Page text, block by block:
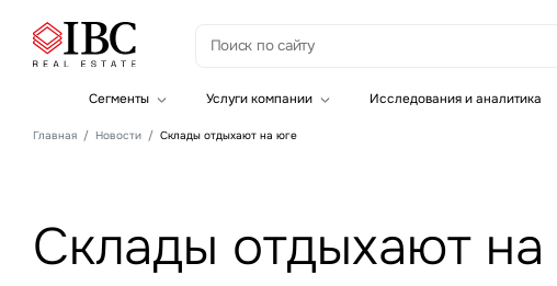
Сегменты
Складская недвижимость
Услуги компании
Земельные активы и девелопмент
Стратегический консалтинг
Исследования и аналитика
Исследования и аналитика
Главная Новости Склады отдыхают на юге
Склады отдыхаютЭто